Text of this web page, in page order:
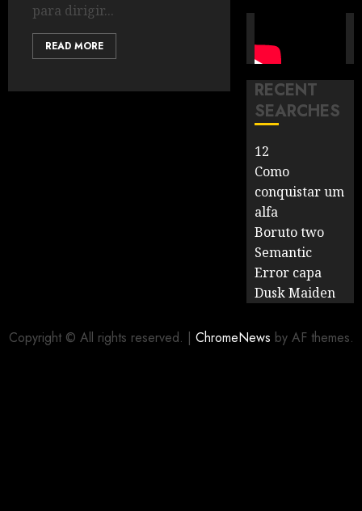
para dirigir...
READ MORE
RECENT
SEARCHES
12
Como
conquistar um
alfa
Boruto two
Semantic
Error capa
Dusk Maiden
Copyright © All rights reserved. | ChromeNews by AF themes.